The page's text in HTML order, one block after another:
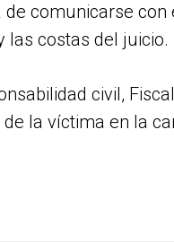
comunicarse
las costas del juicio.
civil,
la víctima en la